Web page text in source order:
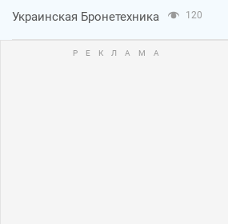
Украинская Бронетехника 120